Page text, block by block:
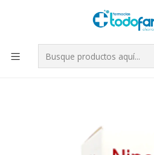
Tus compras tienen envío GRATIS
para Chile | WhatsApp +56
Leer más
Inicio
Nipolen Clorfenamina 2,5 mg